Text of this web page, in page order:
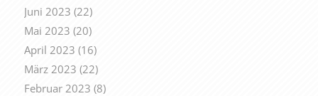
Juni 2023 (22)
Mai 2023 (20)
April 2023 (16)
März 2023 (22)
Februar 2023 (8)